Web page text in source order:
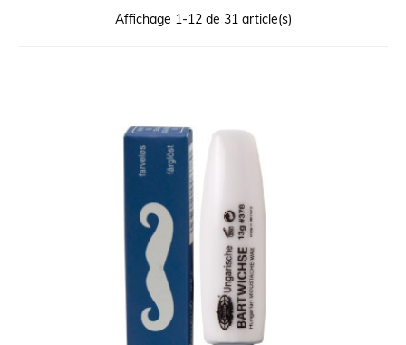
Affichage 1-12 de 31 article(s)